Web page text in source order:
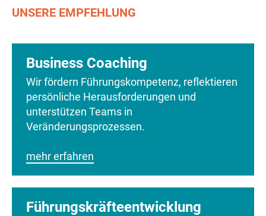
UNSERE EMPFEHLUNG
Business Coaching
Wir fördern Führungskompetenz, reflektieren
persönliche Herausforderungen und
unterstützen Teams in
Veränderungsprozessen.
mehr erfahren
Führungskräfteentwicklung